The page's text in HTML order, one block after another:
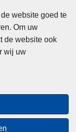
website goed te
Om uw
de website ook
wij uw